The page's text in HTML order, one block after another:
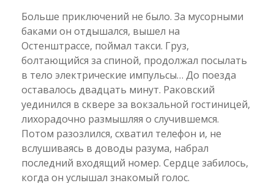
Больше приключений не было. За мусорными
баками он отдышался, вышел на
Остенштрассе, поймал такси. Груз,
болтающийся за спиной, продолжал посылать
в тело электрические импульсы… До поезда
оставалось двадцать минут. Раковский
уединился в сквере за вокзальной гостиницей,
лихорадочно размышляя о случившемся.
Потом разозлился, схватил телефон и, не
вслушиваясь в доводы разума, набрал
последний входящий номер. Сердце забилось,
когда он услышал знакомый голос.